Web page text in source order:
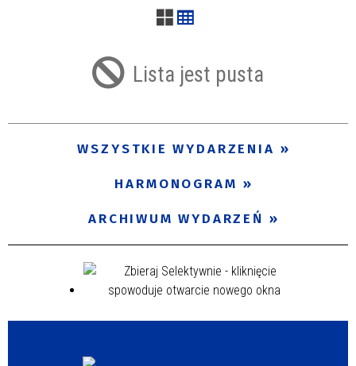
Lista jest pusta
WSZYSTKIE WYDARZENIA
HARMONOGRAM
ARCHIWUM WYDARZEŃ